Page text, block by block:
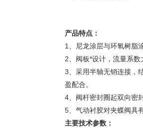
产品特点：
1、尼龙涂层与环氧树脂
2、阀板*设计，流量系
3、采用半轴无销连接，
盈配合。
4、阀杆密封圈起双向密
5、气动衬胶对夹蝶阀具
主要技术参数：